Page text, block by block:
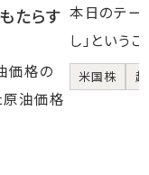
たらす
価格の
油価格
本日のテー
し」という
米国株